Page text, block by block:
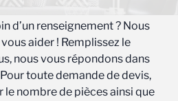
d’un renseignement ? Nous
aider ! Remplissez le
nous vous répondons dans
toute demande de devis,
le nombre de pièces ainsi que